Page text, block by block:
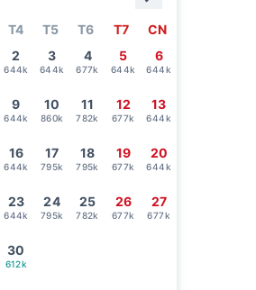
T4 T5 T6 T7
CN
2
644k
3
644k
4
677k
5
644k
6
644k
9
644k
10
860k
11
782k
12
677k
13
644k
16
644k
17
795k
18
795k
19
677k
20
644k
23
644k
24
795k
25
782k
26
677k
27
677k
30
612k